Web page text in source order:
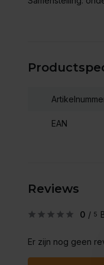
EAN
Reviews
0 / 5
Er zijn nog geen